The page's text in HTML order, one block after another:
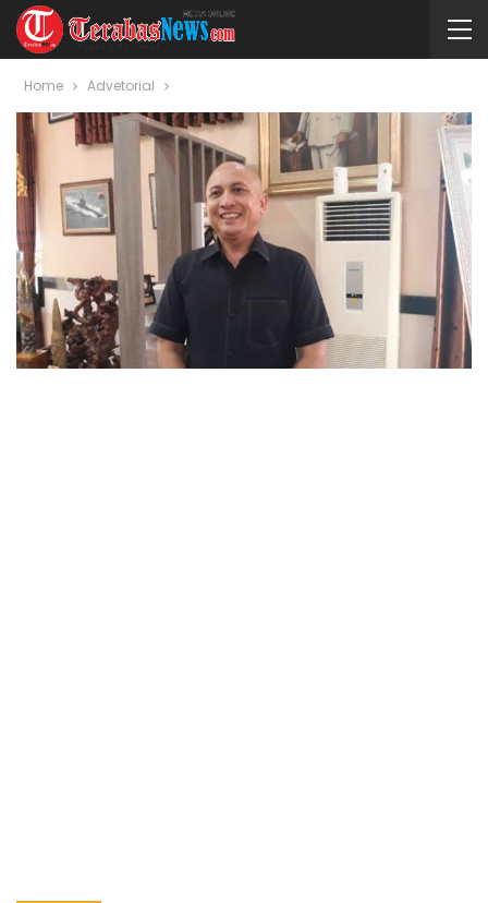
Home Advetorial